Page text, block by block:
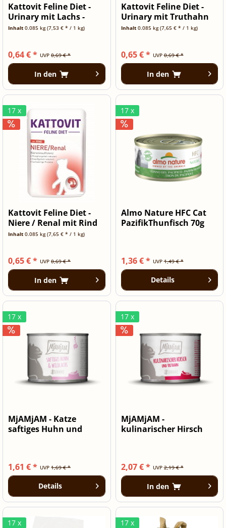
Kattovit Feline Diet -
Urinary mit Lachs -
85g...
Inhalt0.085 kg(7,53 € * / 1 kg)
UVP0,69 € *
0,64 € *
In den
Kattovit Feline Diet -
Urinary mit Truthahn
-...
Inhalt 0.085 kg(7,65 € * / 1 kg)
UVP0,69 € *
0,65 € *
In den
17 x
Kattovit Feline Diet -
Niere / Renal mit Rind
-...
Inhalt0.085 kg(7,65 € * / 1 kg)
UVP0,69 € *
0,65 € *
In den
17 x
Almo Nature HFC Cat
PazifikThunfisch 70g
UVP1,49 € *
1,36 € *
Details
17 x
MjAMjAM - Katze
saftiges Huhn und
UVP1,69 € *
1,61 € *
Details
17 x
MjAMjAM -
kulinarischer Hirsch
UVP2,19 € *
2,07 € *
In den
17 x 17 x